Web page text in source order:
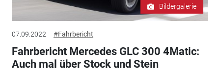
Bildergalerie
07.09.2022 #Fahrbericht
Fahrbericht Mercedes GLC 300 4Matic:
Auch mal über Stock und Stein